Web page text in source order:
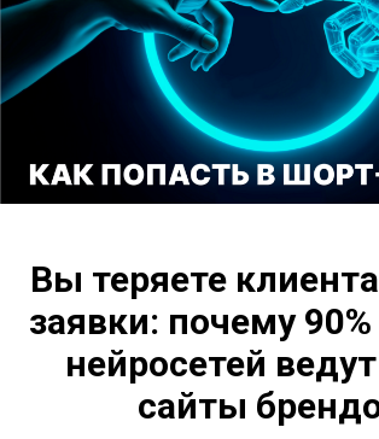
Вы теряете
заявки: почему
нейросетей
сайты